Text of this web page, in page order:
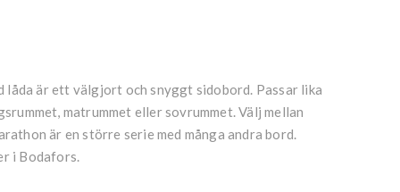
låda är ett välgjort och snyggt sidobord. Passar lika
matrummet eller sovrummet. Välj mellan
är en större serie med många andra bord.
i Bodafors.